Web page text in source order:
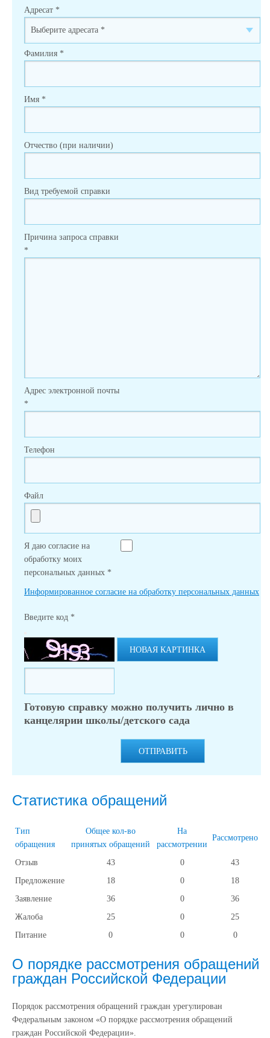
Адресат *
Фамилия *
Имя *
Отчество (при наличии)
Вид требуемой справки
Причина запроса справки
*
Адрес электронной почты
*
Телефон
Файл
Я даю согласие на
обработку моих
персональных данных *
Информированное согласие на обработку персональных данных
Введите код *
НОВАЯ КАРТИНКА
Готовую справку можно получить лично в
канцелярии школы/детского сада
ОТПРАВИТЬ
Статистика обращений
Тип
обращения
Общее кол-во
принятых обращений
На
рассмотрении
Рассмотрено
Отзыв 43 0
43
Предложение
18 0
18
Заявление
36 0
36
Жалоба
25 0
25
Питание
0 0 0
О порядке рассмотрения обращений
граждан Российской Федерации
Порядок рассмотрения обращений граждан урегулирован
Федеральным законом «О порядке рассмотрения обращений
граждан Российской Федерации».